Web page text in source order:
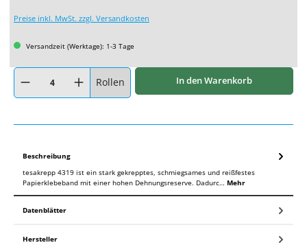
Preise inkl. MwSt. zzgl. Versandkosten
Versandzeit (Werktage): 1-3 Tage
Produkt Anzahl: Gib den gewünschten Wert ein oder benutze die Schaltflächen
Rollen In den Warenkorb
Beschreibung
tesakrepp 4319 ist ein stark gekrepptes, schmiegsames und reißfestes
Papierklebeband mit einer hohen Dehnungsreserve. Dadurc… Mehr
Datenblätter
Hersteller